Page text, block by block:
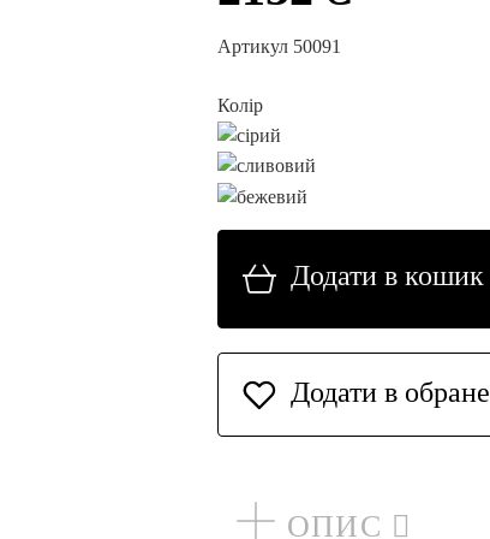
Артикул 50091
Колір
Додати в кошик
Додати в обране
ОПИС